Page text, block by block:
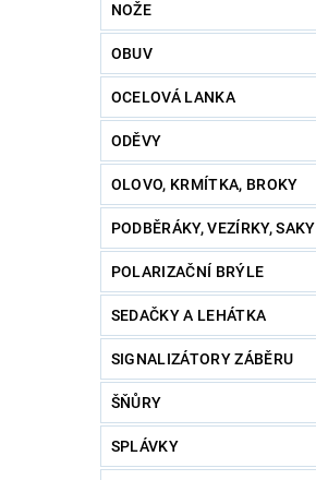
NOŽE
OBUV
OCELOVÁ LANKA
ODĚVY
OLOVO, KRMÍTKA, BROKY
PODBĚRÁKY, VEZÍRKY, SAKY
POLARIZAČNÍ BRÝLE
SEDAČKY A LEHÁTKA
SIGNALIZÁTORY ZÁBĚRU
ŠŇŮRY
SPLÁVKY